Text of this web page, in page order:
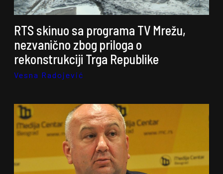
RTS skinuo sa programa TV Mrežu,
nezvanično zbog priloga o
rekonstrukciji Trga Republike
Vesna Radojević